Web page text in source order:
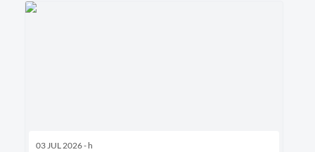
03 JUL 2026 - h